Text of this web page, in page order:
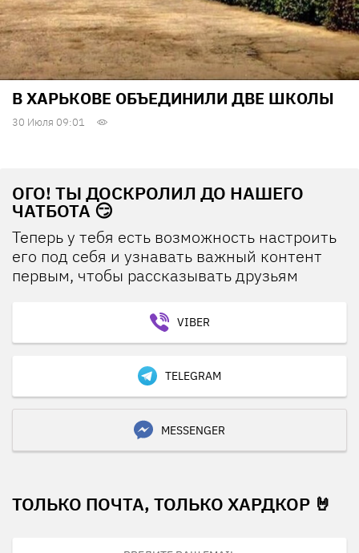
В ХАРЬКОВЕ ОБЪЕДИНИЛИ ДВЕ ШКОЛЫ
30 Июля 09:01
ОГО! ТЫ ДОСКРОЛИЛ ДО НАШЕГО
ЧАТБОТА 😏
Теперь у тебя есть возможность настроить
его под себя и узнавать важный контент
первым, чтобы рассказывать друзьям
VIBER
TELEGRAM
MESSENGER
ТОЛЬКО ПОЧТА, ТОЛЬКО ХАРДКОР 🤘